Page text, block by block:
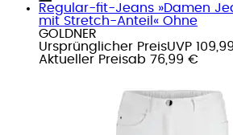
Regular-fit-Jeans »Damen
mit Stretch-Anteil« Ohne
GOLDNER
Ursprünglicher PreisUVP
Aktueller Preisab 76,99 €